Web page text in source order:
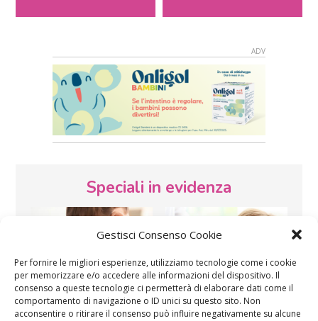
Gestisci Consenso Cookie
Per fornire le migliori esperienze, utilizziamo tecnologie come i cookie
per memorizzare e/o accedere alle informazioni del dispositivo. Il
consenso a queste tecnologie ci permetterà di elaborare dati come il
comportamento di navigazione o ID unici su questo sito. Non
acconsentire o ritirare il consenso può influire negativamente su alcune
Speciali in evidenza
Vaccini SOS Pediatra